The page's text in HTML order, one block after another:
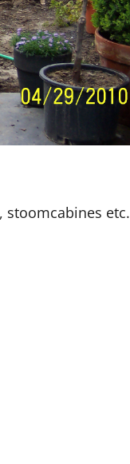
stoomcabines etc.